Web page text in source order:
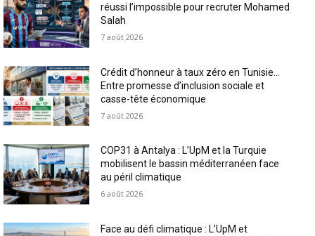
réussi l’impossible pour recruter Mohamed
Salah
7 août 2026
Crédit d’honneur à taux zéro en Tunisie…
Entre promesse d’inclusion sociale et
casse-tête économique
7 août 2026
COP31 à Antalya : L’UpM et la Turquie
mobilisent le bassin méditerranéen face
au péril climatique
6 août 2026
Face au défi climatique : L’UpM et